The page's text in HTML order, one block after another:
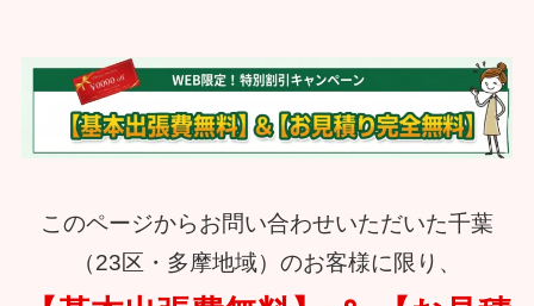
このページからお問い合わせいただいた千葉
（23区・多摩地域）のお客様に限り、